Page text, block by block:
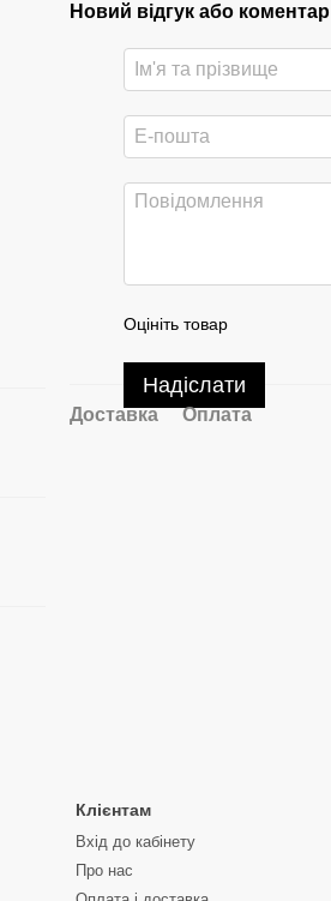
Новий відгук або коментар
Оцініть товар
Надіслати
Доставка Оплата
Клієнтам
Вхід до кабінету
Про нас